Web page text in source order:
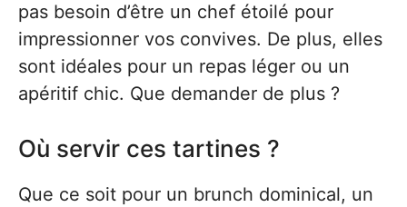
pas besoin d’être un chef étoilé pour
impressionner vos convives. De plus, elles
sont idéales pour un repas léger ou un
apéritif chic. Que demander de plus ?
Où servir ces tartines ?
Que ce soit pour un brunch dominical, un